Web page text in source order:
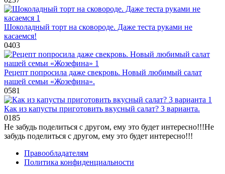
Шоколадный торт на сковороде. Даже теста руками не
касаемся!
0403
Рецепт попросила даже свекровь. Новый любимый салат
нашей семьи «Жозефина».
0581
Как из капусты приготовить вкусный салат? 3 варианта.
0185
Не забудь поделиться с другом, ему это будет интересно!!!Не
забудь поделиться с другом, ему это будет интересно!!!
Правообладателям
Политика конфиденциальности